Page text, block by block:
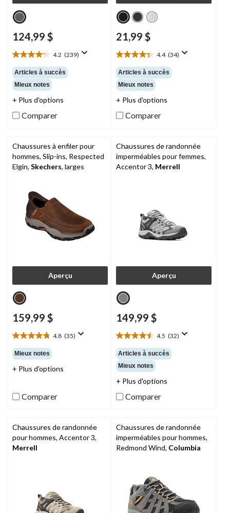
124,99 $
4.2 (239)
4.2
étoile(s)
sur
5.
239
Articles à succès
Mieux notes
+ Plus d'options
Comparer
21,99 $
4.4 (34)
4.4
étoile(s)
sur
5.
34
Articles à succès
Mieux notes
+ Plus d'options
Comparer
Chaussures à enfiler pour
hommes, Slip-ins, Respected
Elgin, Skechers, larges
Aperçu
159,99 $
4.8 (35)
4.8
étoile(s)
sur
5.
Mieux notes
+ Plus d'options
Comparer
Chaussures de randonnée
imperméables pour femmes,
Accentor 3, Merrell
Aperçu
149,99 $
4.5 (32)
4.5
étoile(s)
sur
5.
32
Articles à succès
Mieux notes
+ Plus d'options
Comparer
Chaussures de randonnée
pour hommes, Accentor 3,
Merrell
Chaussures de randonnée
imperméables pour hommes,
Redmond Wind, Columbia